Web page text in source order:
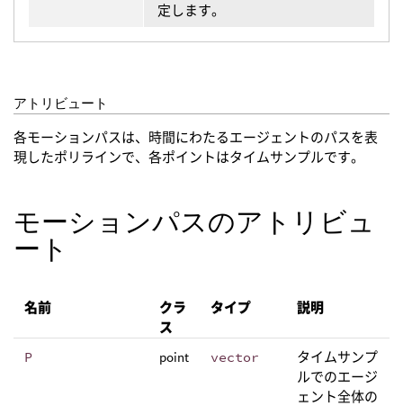
定します。
アトリビュート
各モーションパスは、時間にわたるエージェントのパスを表
現したポリラインで、各ポイントはタイムサンプルです。
モーションパスのアトリビュ
ート
名前
クラ
ス
タイプ 説明
P point vector
タイムサンプ
ルでのエージ
ェント全体の